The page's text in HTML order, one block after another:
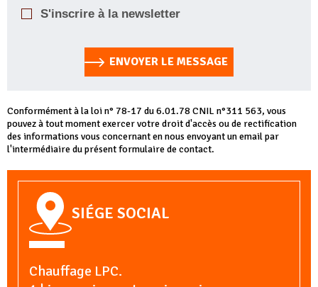
S'inscrire à la newsletter
ENVOYER LE MESSAGE
Conformément à la loi n° 78-17 du 6.01.78 CNIL n°311 563, vous
pouvez à tout moment exercer votre droit d'accès ou de rectification
des informations vous concernant en nous envoyant un email par
l'intermédiaire du présent formulaire de contact.
SIÉGE SOCIAL
Chauffage LPC.